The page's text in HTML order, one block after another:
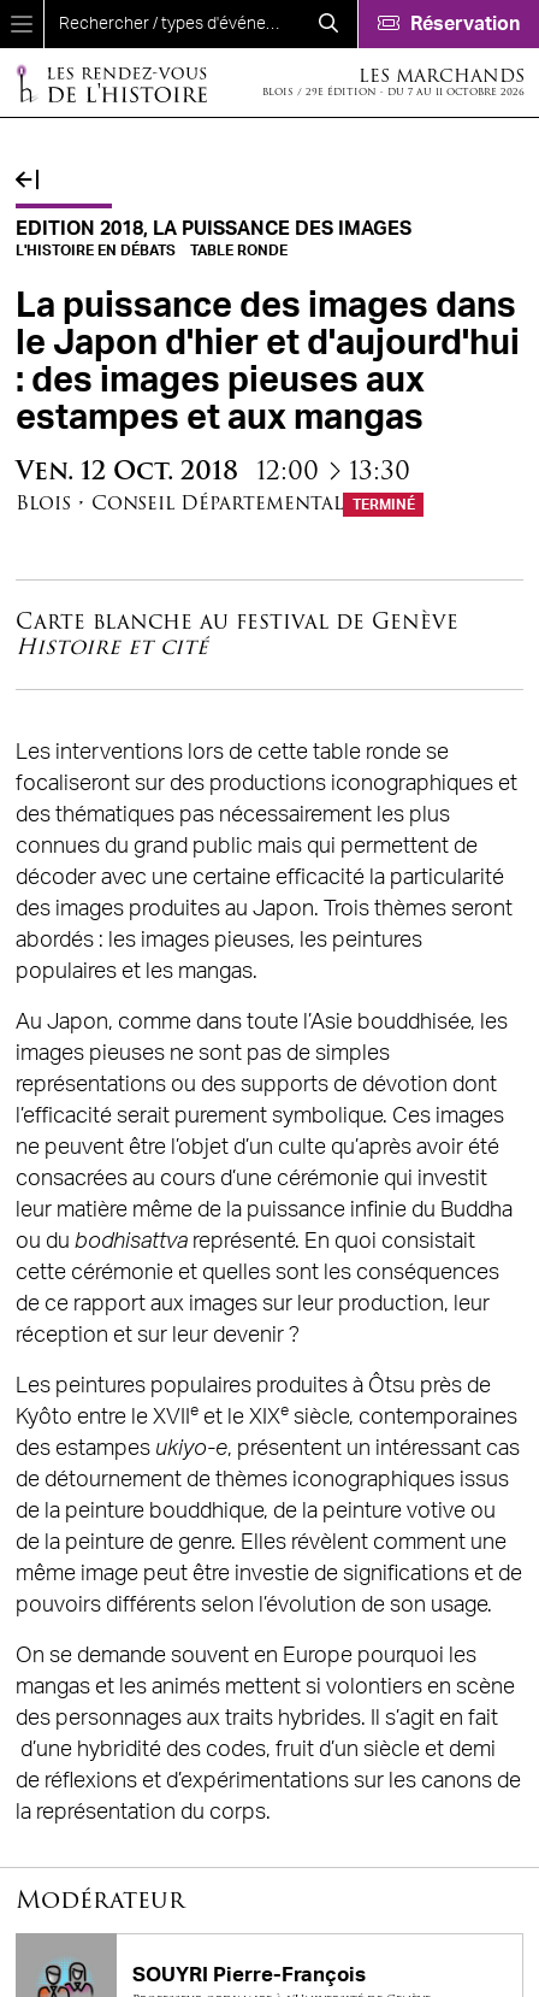
Aller au contenu principal
Réservation
LES MARCHANDS
BLOIS / 29E ÉDITION - DU 7 AU 11 OCTOBRE 2026
EDITION 2018, LA PUISSANCE DES IMAGES
L'HISTOIRE EN DÉBATS TABLE RONDE
La puissance des images dans
le Japon d'hier et d'aujourd'hui
: des images pieuses aux
estampes et aux mangas
Ven. 12 Oct. 2018 12:00 à13:30
Blois • Conseil Départemental TERMINÉ
Carte blanche au festival de Genève
Histoire et cité
Les interventions lors de cette table ronde se
focaliseront sur des productions iconographiques et
des thématiques pas nécessairement les plus
connues du grand public mais qui permettent de
décoder avec une certaine efficacité la particularité
des images produites au Japon. Trois thèmes seront
abordés : les images pieuses, les peintures
populaires et les mangas.
Au Japon, comme dans toute l’Asie bouddhisée, les
images pieuses ne sont pas de simples
représentations ou des supports de dévotion dont
l’efficacité serait purement symbolique. Ces images
ne peuvent être l’objet d’un culte qu’après avoir été
consacrées au cours d’une cérémonie qui investit
leur matière même de la puissance infinie du Buddha
ou du bodhisattva représenté. En quoi consistait
cette cérémonie et quelles sont les conséquences
de ce rapport aux images sur leur production, leur
réception et sur leur devenir ?
Les peintures populaires produites à Ôtsu près de
Kyôto entre le XVII
eet le XIXesiècle, contemporaines
des estampes ukiyo-e, présentent un intéressant cas
de détournement de thèmes iconographiques issus
de la peinture bouddhique, de la peinture votive ou
de la peinture de genre. Elles révèlent comment une
même image peut être investie de significations et de
pouvoirs différents selon l’évolution de son usage.
On se demande souvent en Europe pourquoi les
mangas et les animés mettent si volontiers en scène
des personnages aux traits hybrides. Il s’agit en fait
d’une hybridité des codes, fruit d’un siècle et demi
de réflexions et d’expérimentations sur les canons de
la représentation du corps.
Modérateur
SOUYRI Pierre-François